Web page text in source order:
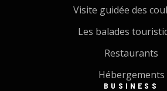
Visite guidée des
Les balades
Restaurants
Hébergements
BUSINESS